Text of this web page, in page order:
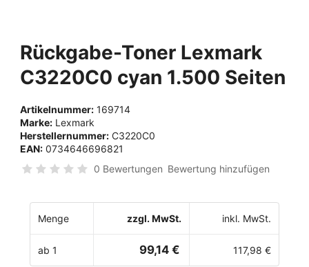
Rückgabe-Toner Lexmark
C3220C0 cyan 1.500 Seiten
Artikelnummer: 169714
Marke: Lexmark
Herstellernummer: C3220C0
EAN: 0734646696821
0 Bewertungen Bewertung hinzufügen
Menge zzgl. MwSt. inkl. MwSt.
ab 1 99,14 € 117,98 €